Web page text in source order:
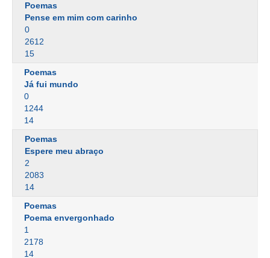
Poemas
Pense em mim com carinho
0
2612
15
Poemas
Já fui mundo
0
1244
14
Poemas
Espere meu abraço
2
2083
14
Poemas
Poema envergonhado
1
2178
14